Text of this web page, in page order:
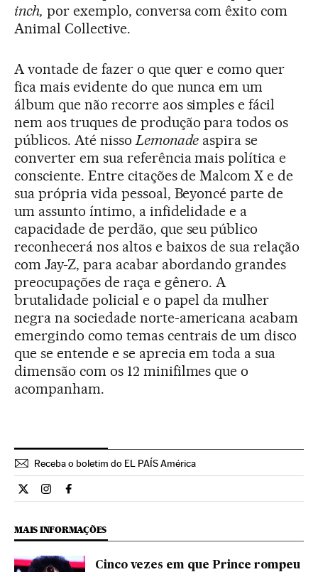
inch, por exemplo, conversa com êxito com
Animal Collective.
A vontade de fazer o que quer e como quer
fica mais evidente do que nunca em um
álbum que não recorre aos simples e fácil
nem aos truques de produção para todos os
públicos. Até nissoLemonade aspira se
converter em sua referência mais política e
consciente. Entre citações de Malcom X e de
sua própria vida pessoal, Beyoncé parte de
um assunto íntimo, a infidelidade e a
capacidade de perdão, que seu público
reconhecerá nos altos e baixos de sua relação
com Jay-Z, para acabar abordando grandes
preocupações de raça e gênero. A
brutalidade policial e o papel da mulher
negra na sociedade norte-americana acabam
emergindo como temas centrais de um disco
que se entende e se aprecia em toda a sua
dimensão com os 12 minifilmes que o
acompanham.
Receba o boletim do EL PAÍS América
Cultura El País Brasil en Twitter
Cultura El País Brasil en Instagram
Cultura El País Brasil en Facebook
MAIS INFORMAÇÕES
Cinco vezes em que Prince rompeu